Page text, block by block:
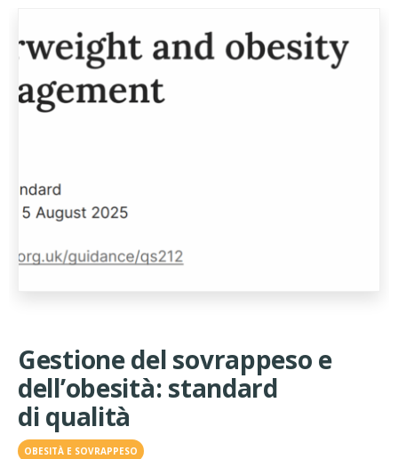
Gestione del sovrappeso e
dell’obesità: standard
di qualità
OBESITÀ E SOVRAPPESO